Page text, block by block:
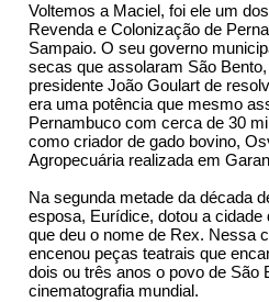
Voltemos a Maciel, foi ele um
Revenda e Colonização de
Sampaio. O seu governo
secas que assolaram São
presidente João Goulart de
era uma potência que mesmo
Pernambuco com cerca de 30
como criador de gado bovino,
Agropecuária realizada em
Na segunda metade da década
esposa, Eurídice, dotou a
que deu o nome de Rex. Nessa
encenou peças teatrais que
dois ou três anos o povo de São
cinematografia mundial.